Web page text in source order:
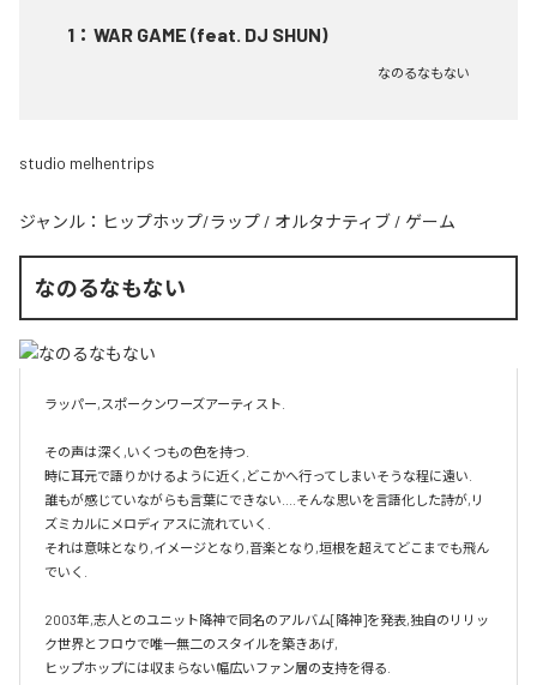
1 ： WAR GAME (feat. DJ SHUN)
なのるなもない
studio melhentrips
ジャンル： ヒップホップ/ラップ / オルタナティブ / ゲーム
なのるなもない
ラッパー,スポークンワーズアーティスト.
その声は深く,いくつもの色を持つ.
時に耳元で語りかけるように近く,どこかへ行ってしまいそうな程に遠い.
誰もが感じていながらも言葉にできない....そんな思いを言語化した詩が,リ
ズミカルにメロディアスに流れていく.
それは意味となり,イメージとなり,音楽となり,垣根を超えてどこまでも飛ん
でいく.
2003年,志人とのユニット降神で同名のアルバム[降神]を発表,独自のリリッ
ク世界とフロウで唯一無二のスタイルを築きあげ,
ヒップホップには収まらない幅広いファン層の支持を得る.